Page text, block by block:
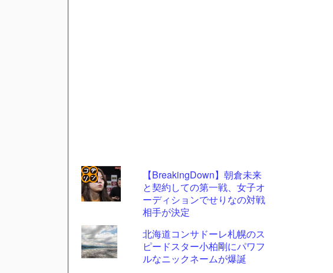
【BreakingDown】朝倉未来
と契約しての第一戦、女子オ
ーディションでせりなの対戦
相手が決定
北海道コンサドーレ札幌のス
ピードスター小柏剛にパワフ
ルなニックネームが爆誕
コテ
- 固
定リ
ンク